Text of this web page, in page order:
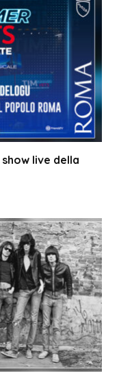
live della